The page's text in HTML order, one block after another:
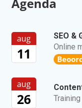
aug
11
SEO &
Online
aug
26
Training